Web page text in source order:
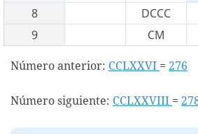
8
DCCC
9
CM
Número anterior: CCLXXVI = 276
Número siguiente: CCLXXVIII =